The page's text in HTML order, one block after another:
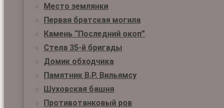
Место землянки
Первая братская могила
Камень “Последний окоп”
Стела 35-й бригады
Домик обходчика
Памятник В.Р. Вильямсу
Шуховская башня
Противотанковый ров